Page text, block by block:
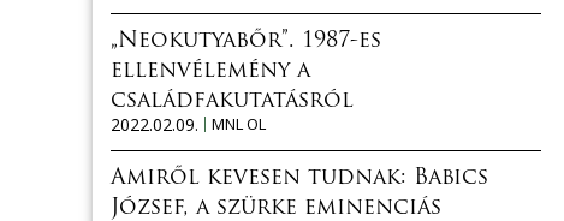
„Neokutyabőr”. 1987-es
ellenvélemény a
családfakutatásról
2022.02.09.
MNL OL
Amiről kevesen tudnak: Babics
József, a szürke eminenciás